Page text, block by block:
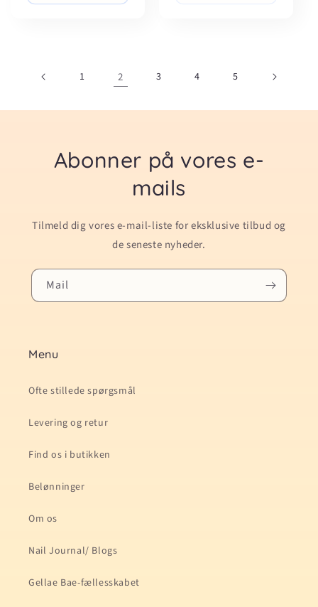
1 2 3 4 5
Abonner på vores e-
mails
Tilmeld dig vores e-mail-liste for eksklusive tilbud og
de seneste nyheder.
Mail
Menu
Ofte stillede spørgsmål
Levering og retur
Find os i butikken
Belønninger
Om os
Nail Journal/ Blogs
Gellae Bae-fællesskabet